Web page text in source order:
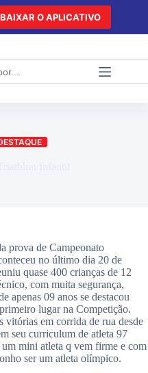
BAIXAR O APLICATIVO
prova de Campeonato
no último dia 20 de
quase 400 crianças de 12
com muita segurança,
apenas 09 anos se destacou
lugar na Competição.
vitórias em corrida de rua desde
seu curriculum de atleta 97
mini atleta q vem firme e com
ser um atleta olímpico.